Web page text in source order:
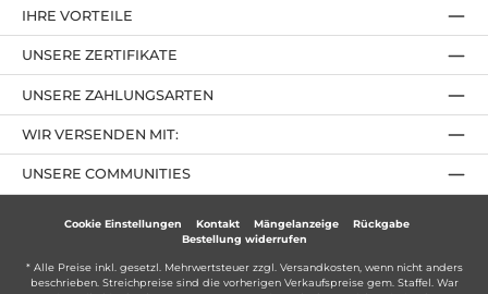
IHRE VORTEILE
UNSERE ZAHLUNGSARTEN
UNSERE ZERTIFIKATE
UNSERE COMMUNITIES
WIR VERSENDEN MIT:
Cookie Einstellungen Kontakt Mängelanzeige
Rückgabe
Bestellung widerrufen
* Alle Preise inkl. gesetzl. Mehrwertsteuer zzgl. Versandkosten, wenn nicht anders
beschrieben. Streichpreise sind die vorherigen Verkaufspreise gem. Staffel. War